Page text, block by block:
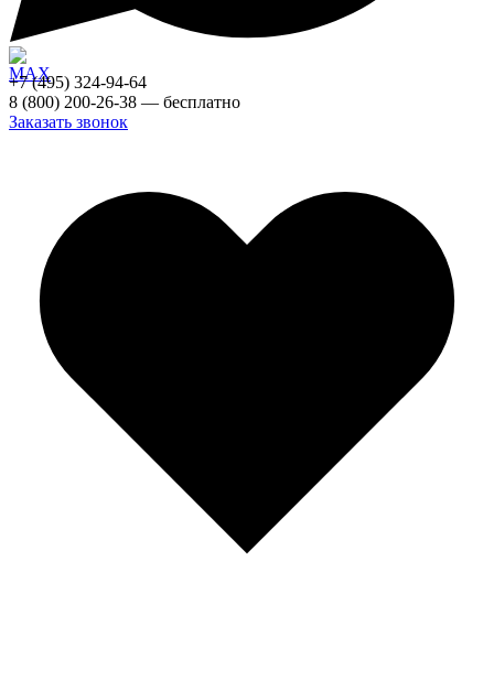
+7 (495) 324-94-64
8 (800) 200-26-38 — бесплатно
Заказать звонок